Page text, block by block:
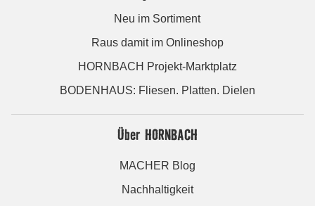
Neu im Sortiment
Raus damit im Onlineshop
HORNBACH Projekt-Marktplatz
BODENHAUS: Fliesen. Platten. Dielen
Über HORNBACH
MACHER Blog
Nachhaltigkeit